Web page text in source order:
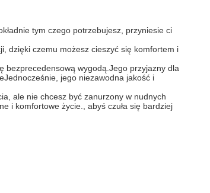
tym czego potrzebujesz, przyniesie ci
dzięki czemu możesz cieszyć się komfortem i
bezprecedensową wygodą.Jego przyjazny dla
jego niezawodna jakość i
ale nie chcesz być zanurzony w nudnych
i komfortowe życie., abyś czuła się bardziej